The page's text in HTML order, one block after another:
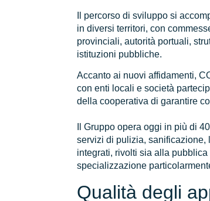
Il percorso di sviluppo si
in diversi territori, con
provinciali, autorità portuali,
istituzioni pubbliche.
Accanto ai nuovi affidamenti,
con enti locali e società
della cooperativa di garantire
Il Gruppo opera oggi in più di
servizi di pulizia, sanificazione,
integrati, rivolti sia alla
specializzazione
Qualità degli